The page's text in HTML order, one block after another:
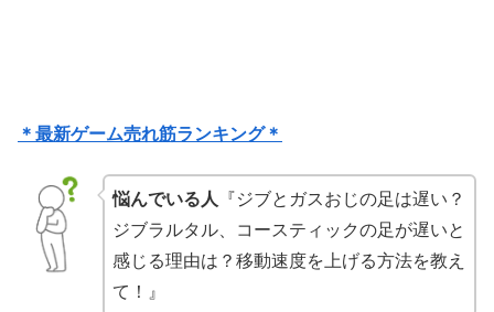
＊最新ゲーム売れ筋ランキング＊
悩んでいる人 『ジブとガスおじの足は遅い？
ジブラルタル、コースティックの足が遅いと
感じる理由は？移動速度を上げる方法を教え
て！』